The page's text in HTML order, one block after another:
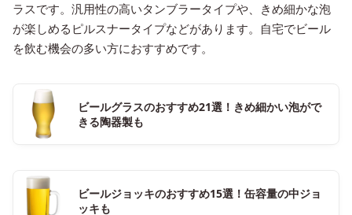
ラスです。汎用性の高いタンブラータイプや、きめ細かな泡
が楽しめるピルスナータイプなどがあります。自宅でビール
を飲む機会の多い方におすすめです。
ビールグラスのおすすめ21選！きめ細かい泡がで
きる陶器製も
ビールジョッキのおすすめ15選！缶容量の中ジョ
ッキも